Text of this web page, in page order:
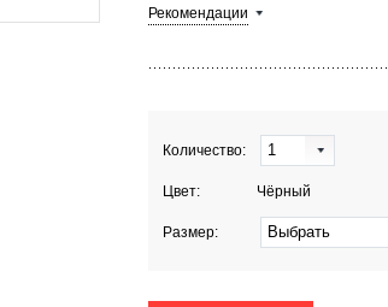
Рекомендации
Количество: 1
Цвет: Чёрный
Размер: Выбрать